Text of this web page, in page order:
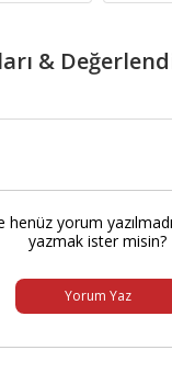
&
henüz yorum
yazmak ister misin?
Yorum Yaz